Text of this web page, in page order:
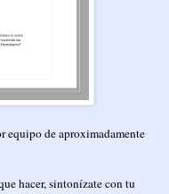
equipo de aproximadamente
hacer, sintonízate con tu